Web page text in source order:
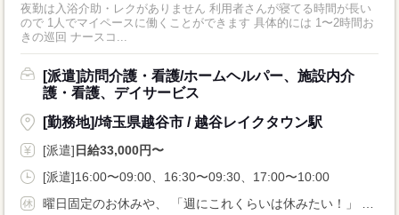
夜勤は入浴介助・レクがありません 利用者さんが寝てる時間が長い
ので 1人でマイペースに働くことができます 具体的には 1〜2時間お
きの巡回 ナースコ...
[派遣]訪問介護・看護/ホームヘルパー、施設内介
護・看護、デイサービス
[勤務地]/埼玉県越谷市 / 越谷レイクタウン駅
[派遣] 日給33,000円〜
[派遣]16:00〜09:00、16:30〜09:30、17:00〜10:00